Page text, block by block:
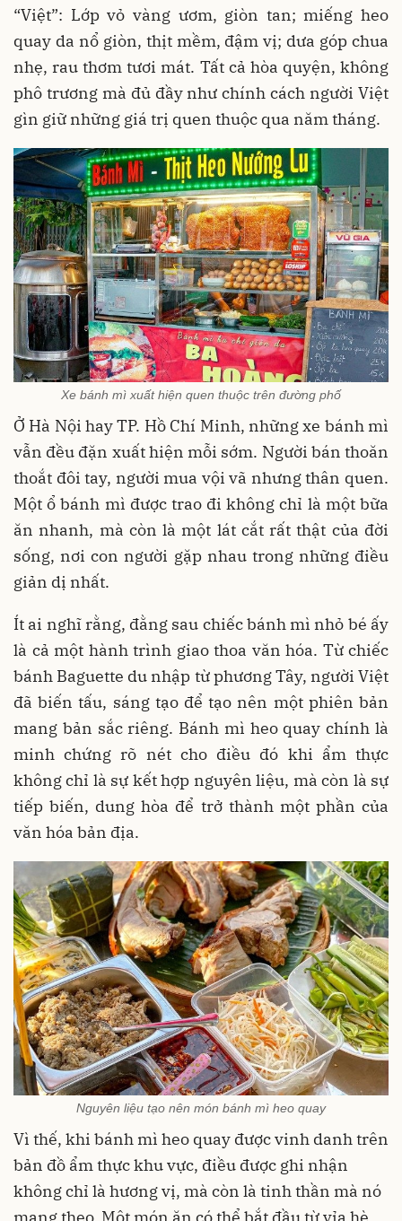
“Việt”: Lớp vỏ vàng ươm, giòn tan; miếng heo
quay da nổ giòn, thịt mềm, đậm vị; dưa góp chua
nhẹ, rau thơm tươi mát. Tất cả hòa quyện, không
phô trương mà đủ đầy như chính cách người Việt
gìn giữ những giá trị quen thuộc qua năm tháng.
Xe bánh mì xuất hiện quen thuộc trên đường phố
Ở Hà Nội hay TP. Hồ Chí Minh, những xe bánh mì
vẫn đều đặn xuất hiện mỗi sớm. Người bán thoăn
thoắt đôi tay, người mua vội vã nhưng thân quen.
Một ổ bánh mì được trao đi không chỉ là một bữa
ăn nhanh, mà còn là một lát cắt rất thật của đời
sống, nơi con người gặp nhau trong những điều
giản dị nhất.
Ít ai nghĩ rằng, đằng sau chiếc bánh mì nhỏ bé ấy
là cả một hành trình giao thoa văn hóa. Từ chiếc
bánh Baguette du nhập từ phương Tây, người Việt
đã biến tấu, sáng tạo để tạo nên một phiên bản
mang bản sắc riêng. Bánh mì heo quay chính là
minh chứng rõ nét cho điều đó khi ẩm thực
không chỉ là sự kết hợp nguyên liệu, mà còn là sự
tiếp biến, dung hòa để trở thành một phần của
văn hóa bản địa.
Nguyên liệu tạo nên món bánh mì heo quay
Vì thế, khi bánh mì heo quay được vinh danh trên
bản đồ ẩm thực khu vực, điều được ghi nhận
không chỉ là hương vị, mà còn là tinh thần mà nó
mang theo. Một món ăn có thể bắt đầu từ vỉa hè,